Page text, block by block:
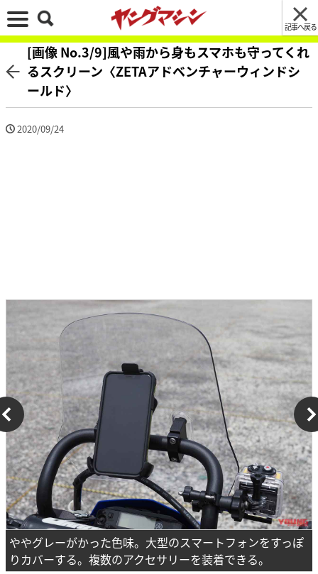
記事へ戻る
[画像 No.3/9]風や雨から身もスマホも守ってくれ
るスクリーン〈ZETAアドベンチャーウィンドシ
ールド〉
2020/09/24
ややグレーがかった色味。大型のスマートフォンをすっぽ
りカバーする。複数のアクセサリーを装着できる。